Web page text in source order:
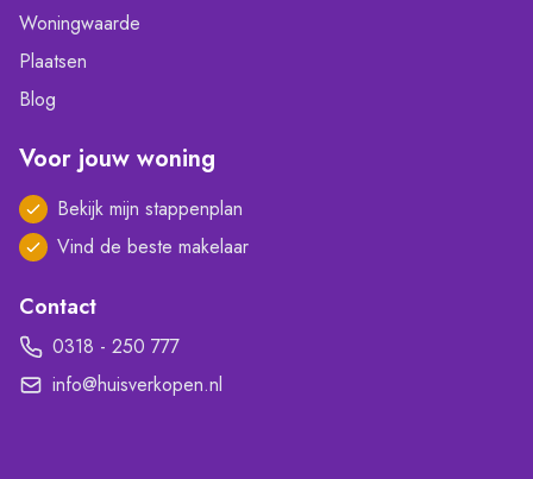
Woningwaarde
Plaatsen
Blog
Voor jouw woning
Bekijk mijn stappenplan
Vind de beste makelaar
Contact
0318 - 250 777
info@huisverkopen.nl